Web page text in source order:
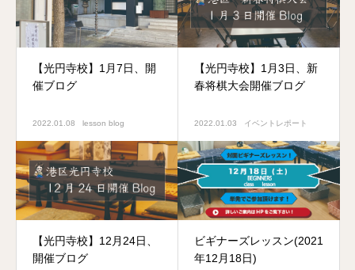
【光円寺校】1月7日、開
催ブログ
2022.01.08 lesson blog
【光円寺校】1月3日、新
春将棋大会開催ブログ
2022.01.03 イベントレポート
【光円寺校】12月24日、
開催ブログ
ビギナーズレッスン(2021
年12月18日)